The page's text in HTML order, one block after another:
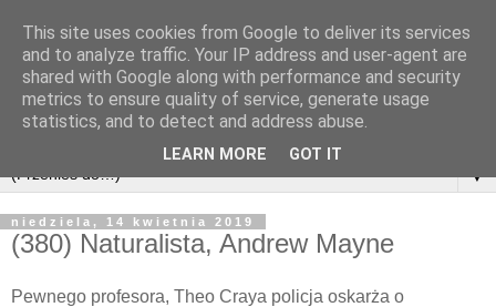
▼
niedziela, 14 kwietnia 2019
(380) Naturalista, Andrew Mayne
Pewnego profesora, Theo Craya policja oskarża o
This site uses cookies from Google to deliver its services
and to analyze traffic. Your IP address and user-agent are
shared with Google along with performance and security
metrics to ensure quality of service, generate usage
statistics, and to detect and address abuse.
LEARN MORE GOT IT